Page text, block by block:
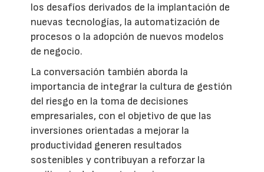
los desafíos derivados de la implantación de
nuevas tecnologías, la automatización de
procesos o la adopción de nuevos modelos
de negocio.
La conversación también aborda la
importancia de integrar la cultura de gestión
del riesgo en la toma de decisiones
empresariales, con el objetivo de que las
inversiones orientadas a mejorar la
productividad generen resultados
sostenibles y contribuyan a reforzar la